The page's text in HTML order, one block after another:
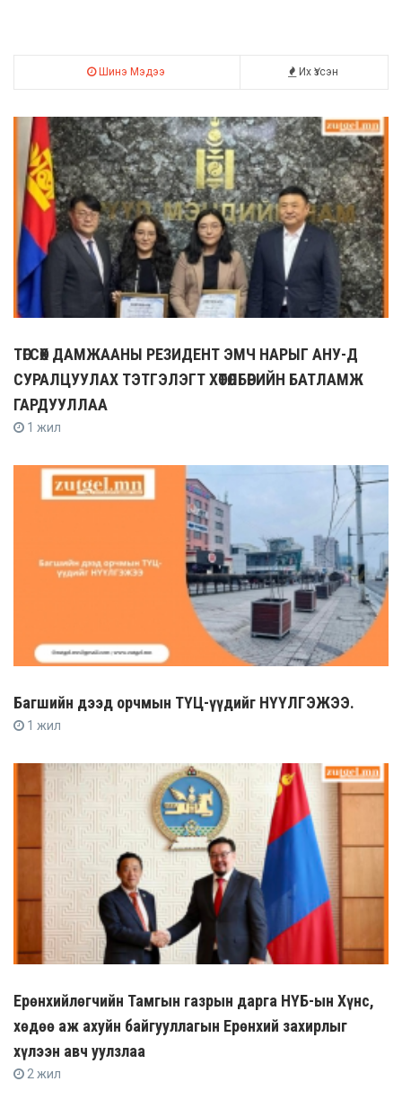
Шинэ Мэдээ Их Үзсэн
ТӨГСӨХ ДАМЖААНЫ РЕЗИДЕНТ ЭМЧ НАРЫГ АНУ-Д
СУРАЛЦУУЛАХ ТЭТГЭЛЭГТ ХӨТӨЛБӨРИЙН БАТЛАМЖ
ГАРДУУЛЛАА
1 жил
Багшийн дээд орчмын ТҮЦ-үүдийг НҮҮЛГЭЖЭЭ.
1 жил
Ерөнхийлөгчийн Тамгын газрын дарга НҮБ-ын Хүнс,
хөдөө аж ахуйн байгууллагын Ерөнхий захирлыг
хүлээн авч уулзлаа
2 жил